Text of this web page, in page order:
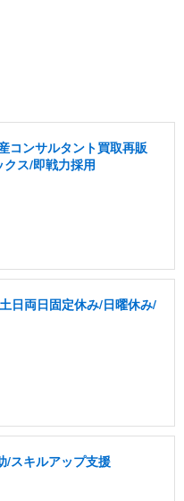
コンサルタント買取再販
ス/即戦力採用
日両日固定休み/日曜休み/
/スキルアップ支援